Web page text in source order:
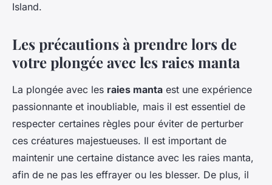
Island.
Les précautions à prendre lors de
votre plongée avec les raies manta
La plongée avec les raies manta est une expérience
passionnante et inoubliable, mais il est essentiel de
respecter certaines règles pour éviter de perturber
ces créatures majestueuses. Il est important de
maintenir une certaine distance avec les raies manta,
afin de ne pas les effrayer ou les blesser. De plus, il